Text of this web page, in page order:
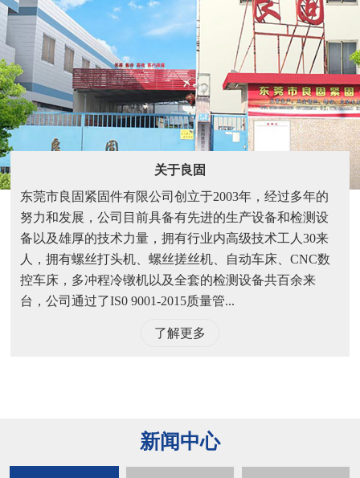
关于良固
东莞市良固紧固件有限公司创立于2003年，经过多年的
努力和发展，公司目前具备有先进的生产设备和检测设
备以及雄厚的技术力量，拥有行业内高级技术工人30来
人，拥有螺丝打头机、螺丝搓丝机、自动车床、CNC数
控车床，多冲程冷镦机以及全套的检测设备共百余来
台，公司通过了IS0 9001-2015质量管...
了解更多
新闻中心